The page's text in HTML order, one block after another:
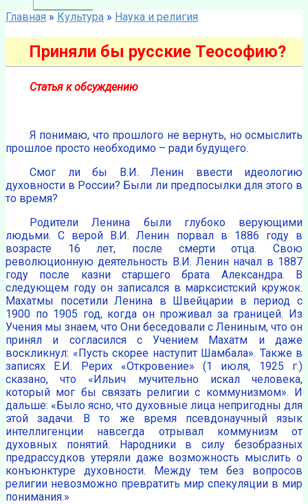
Главная » Культура » Наука и религия
Приняли бы русские Теософию?
Статья к обсуждению
Я понимаю, что прошлого не вернуть, но осмыслить
прошлое просто необходимо – ради будущего.
Смог ли бы В.И. Ленин ввести идеологию
духовности в России? Были ли предпосылки для этого в
то время?
Родители Ленина были глубоко верующими
людьми. С верой В.И. Ленин порвал в 1886 году в
возрасте 16 лет, после смерти отца. Свою
революционную деятельность В.И. Ленин начал в 1887
году после казни старшего брата Александра. В
следующем году он записался в марксистский кружок.
Махатмы посетили Ленина в Швейцарии в период с
1900 по 1905 год, когда он проживал за границей. Из
Учения мы знаем, что Они беседовали с Лениным, что он
принял и согласился с Учением Махатм и даже
воскликнул: «Пусть скорее наступит Шамбала». Также в
записях Е.И. Рерих «Откровение» (1 июля, 1925 г.)
сказано, что «Ильич мучительно искал человека,
который мог бы связать религии с коммунизмом». И
дальше: «Было ясно, что духовные лица непригодны для
этой задачи. В то же время псевдонаучный язык
интеллигенции навсегда отрывал коммунизм от
духовных понятий. Народники в силу безобразных
предрассудков утеряли даже возможность мыслить о
конъюнктуре духовности. Между тем без вопросов
религии невозможно превратить мир спекуляции в мир
понимания.»